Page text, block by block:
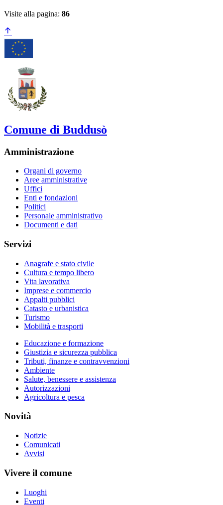
Visite alla pagina: 86
Comune di Buddusò
Amministrazione
Organi di governo
Aree amministrative
Uffici
Enti e fondazioni
Politici
Personale amministrativo
Documenti e dati
Servizi
Anagrafe e stato civile
Cultura e tempo libero
Vita lavorativa
Imprese e commercio
Appalti pubblici
Catasto e urbanistica
Turismo
Mobilità e trasporti
Educazione e formazione
Giustizia e sicurezza pubblica
Tributi, finanze e contravvenzioni
Ambiente
Salute, benessere e assistenza
Autorizzazioni
Agricoltura e pesca
Novità
Notizie
Comunicati
Avvisi
Vivere il comune
Luoghi
Eventi